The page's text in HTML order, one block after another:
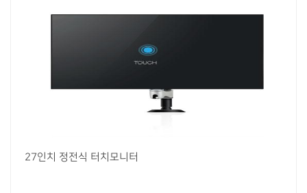
27인치 정전식 터치모니터